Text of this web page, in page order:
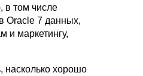
в том числе
Oracle 7 данных,
и маркетингу,
насколько хорошо